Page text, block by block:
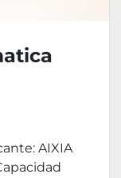
AIXIA